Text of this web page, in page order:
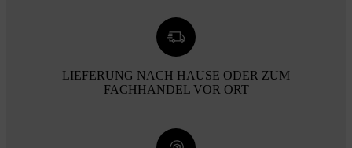
LIEFERUNG NACH HAUSE ODER ZUM
FACHHANDEL VOR ORT